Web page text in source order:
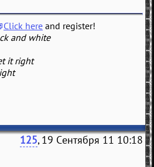
Click here and register!
and white
it right
125, 19 Сентября 11 10:18